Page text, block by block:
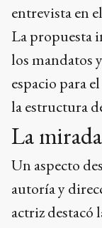
entrevista en
La propuesta
los mandatos
espacio para
la estructura
La
Un aspecto
autoría y
actriz destacó